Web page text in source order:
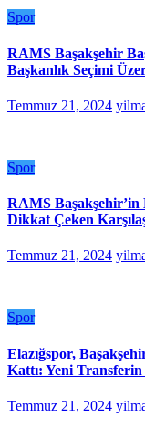
Spor
RAMS Başakşehir
Başkanlık Seçimi
Temmuz 21, 2024
Spor
RAMS Başakşehir’in
Dikkat Çeken
Temmuz 21, 2024
Spor
Elazığspor,
Kattı: Yeni
Temmuz 21, 2024